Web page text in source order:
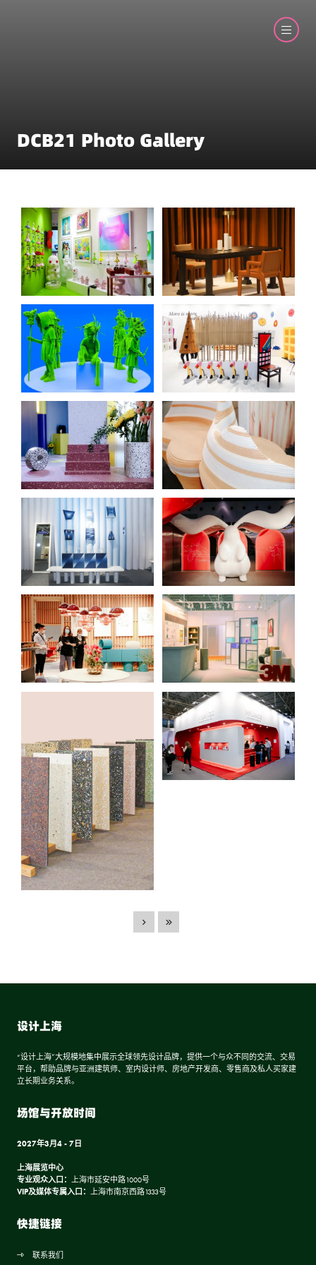
DCB21 Photo Gallery
设计上海
“设计上海”大规模地集中展示全球领先设计品牌，提供一个与众不同的交流、交易
平台，帮助品牌与亚洲建筑师、室内设计师、房地产开发商、零售商及私人买家建
立长期业务关系。
场馆与开放时间
2027年3月4 - 7日
上海展览中心
专业观众入口： 上海市延安中路1000号
VIP及媒体专属入口： 上海市南京西路1333号
快捷链接
联系我们